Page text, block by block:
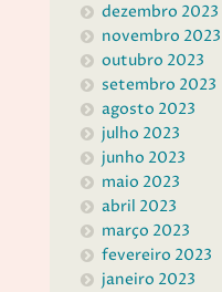
dezembro 2023
novembro 2023
outubro 2023
setembro 2023
agosto 2023
julho 2023
junho 2023
maio 2023
abril 2023
março 2023
fevereiro 2023
janeiro 2023